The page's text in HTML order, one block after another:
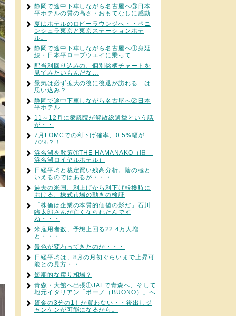
静岡で途中下車しながら名古屋へ③日本
平ホテルの質の高さ・おもてなしに感動
夏はホテルのロビーラウンジへ・・ペニ
ンシュラ東京と東京ステーションホテ
ル。
静岡で途中下車しながら名古屋へ①身延
線・日本平ロープウエイに乗って
配当利回り込みの、個別銘柄チャートを
見てみたいもんだな…
景気は必ず拡大の後に後退が訪れる…は
思い込み？
静岡で途中下車しながら名古屋へ②日本
平ホテル
11～12月に衆議院が解散総選挙という話
が・・
7月FOMCでの利下げ確率、0.5%幅が
70%？！
浜名湖を散策①THE HAMANAKO（旧
浜名湖ロイヤルホテル）
日経平均と裁定買い残高分析。陰の極と
いえるのではあるが・・・
過去の米国、利上げから利下げ転換時に
おける、株式市場の動きの検証
「株価は企業の本質的価値の影だ」石川
臨太郎さんが亡くなられたんです
ね・・・
米雇用者数、予想上回る22.4万人増
と・・・
景色が変わってきたのか・・・
日経平均は、8月の月初ぐらいまで上昇可
能との見方・・
短期的な戻り相場？
青森・大館へ出張①JALで青森へ、そして
地元イタリアン「ボーノ（BUONO）」へ
資金の3分の1しか買わない・・後出しジ
ャンケンが可能になるから。